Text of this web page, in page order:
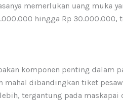
memerlukan uang muka
hingga Rp 30.000.000,
komponen penting dalam
dibandingkan tiket
tergantung pada maskapai